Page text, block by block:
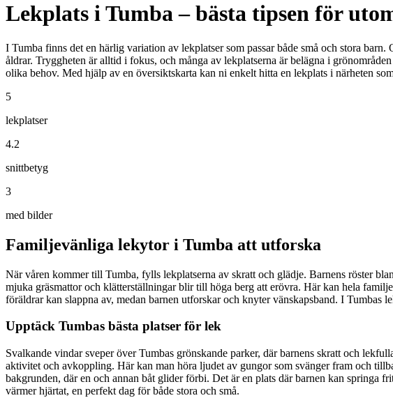
Lekplats i Tumba – bästa tipsen för
I Tumba finns det en härlig variation av lekplatser som passar både små och stora
åldrar. Tryggheten är alltid i fokus, och många av lekplatserna är belägna i
olika behov. Med hjälp av en översiktskarta kan ni enkelt hitta en lekplats i närheten
5
lekplatser
4.2
snittbetyg
3
med bilder
Familjevänliga lekytor i Tumba att utforska
När våren kommer till Tumba, fylls lekplatserna av skratt och glädje. Barnens röster
mjuka gräsmattor och klätterställningar blir till höga berg att erövra. Här kan hela
föräldrar kan slappna av, medan barnen utforskar och knyter vänskapsband. I Tumbas
Upptäck Tumbas bästa platser för lek
Svalkande vindar sveper över Tumbas grönskande parker, där barnens skratt och
aktivitet och avkoppling. Här kan man höra ljudet av gungor som svänger fram och
bakgrunden, där en och annan båt glider förbi. Det är en plats där barnen kan springa
värmer hjärtat, en perfekt dag för både stora och små.